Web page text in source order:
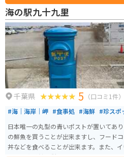
海の駅九十九里
千葉県 5 （口コミ1件）
#海｜海岸｜岬 #食事処 #海鮮 #珍スポ
日本唯一の丸型の青いポストが置いてあ
の鮮魚を買うことが出来ますし、フード
丼などを食べることが出来ます。また、